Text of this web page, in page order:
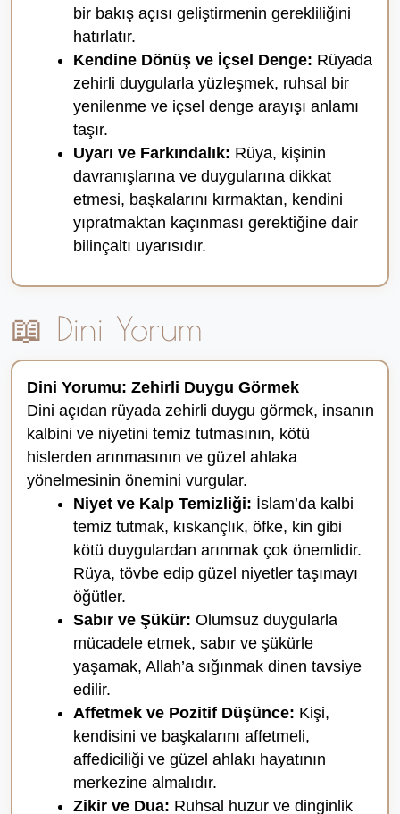
bir bakış açısı geliştirmenin gerekliliğini
hatırlatır.
Kendine Dönüş ve İçsel Denge: Rüyada
zehirli duygularla yüzleşmek, ruhsal bir
yenilenme ve içsel denge arayışı anlamı
taşır.
Uyarı ve Farkındalık: Rüya, kişinin
davranışlarına ve duygularına dikkat
etmesi, başkalarını kırmaktan, kendini
yıpratmaktan kaçınması gerektiğine dair
bilinçaltı uyarısıdır.
📖 Dini Yorum
Dini Yorumu: Zehirli Duygu Görmek
Dini açıdan rüyada zehirli duygu görmek, insanın
kalbini ve niyetini temiz tutmasının, kötü
hislerden arınmasının ve güzel ahlaka
yönelmesinin önemini vurgular.
Niyet ve Kalp Temizliği: İslam’da kalbi
temiz tutmak, kıskançlık, öfke, kin gibi
kötü duygulardan arınmak çok önemlidir.
Rüya, tövbe edip güzel niyetler taşımayı
öğütler.
Sabır ve Şükür: Olumsuz duygularla
mücadele etmek, sabır ve şükürle
yaşamak, Allah’a sığınmak dinen tavsiye
edilir.
Affetmek ve Pozitif Düşünce: Kişi,
kendisini ve başkalarını affetmeli,
affediciliği ve güzel ahlakı hayatının
merkezine almalıdır.
Zikir ve Dua: Ruhsal huzur ve dinginlik